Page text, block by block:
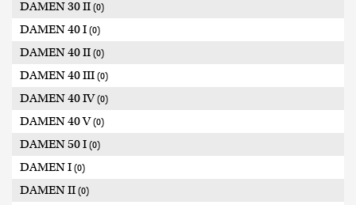
DAMEN 30 II (0)
DAMEN 40 I (0)
DAMEN 40 II (0)
DAMEN 40 III (0)
DAMEN 40 IV(0)
DAMEN 40 V(0)
DAMEN 50 I (0)
DAMEN I (0)
DAMEN II (0)